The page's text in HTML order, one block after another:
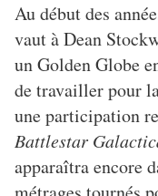
Au début des
vaut à Dean
un Golden Globe
de travailler pour
une participation
Battlestar
apparaîtra encore